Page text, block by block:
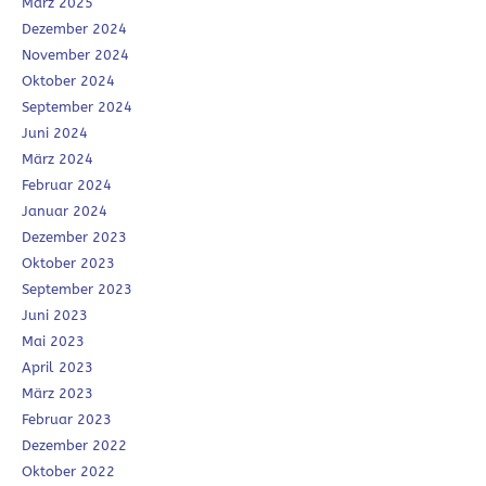
Dezember 2024
November 2024
Oktober 2024
September 2024
Juni 2024
März 2024
Februar 2024
Januar 2024
Dezember 2023
Oktober 2023
September 2023
Juni 2023
Mai 2023
April 2023
März 2023
Februar 2023
Dezember 2022
Oktober 2022